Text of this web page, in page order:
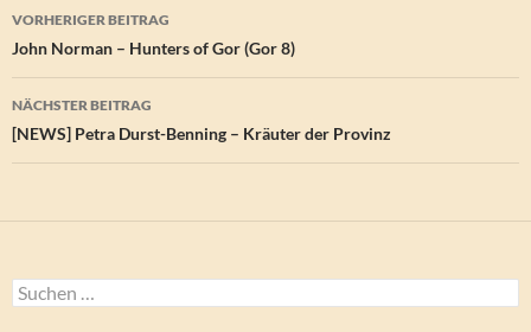
Beitragsnavigation
VORHERIGER BEITRAG
John Norman – Hunters of Gor (Gor 8)
NÄCHSTER BEITRAG
[NEWS] Petra Durst-Benning – Kräuter der Provinz
Suchen
nach: